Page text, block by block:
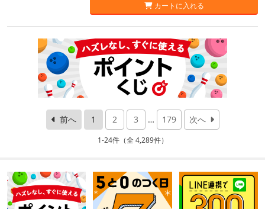
カートに入れる
前へ 1 2 3 … 179 次へ
1-24件（全 4,289件）